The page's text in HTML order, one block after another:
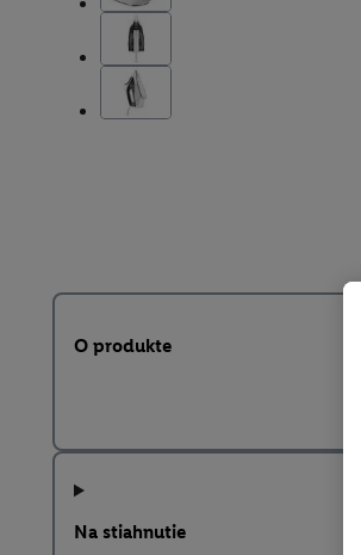
O produkte
Na stiahnutie